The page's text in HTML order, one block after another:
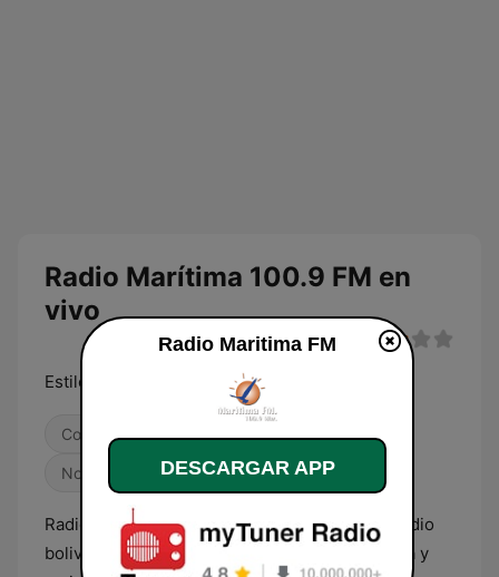
Radio Marítima 100.9 FM en
vivo
Estilo y contenido diferente
Contemporánea para adultos Deportes
Noticias
Radio Marítima FM 100.9 es una estación de radio
boliviana que ofrece una propuesta innovadora y
Radio Maritima FM
DESCARGAR APP